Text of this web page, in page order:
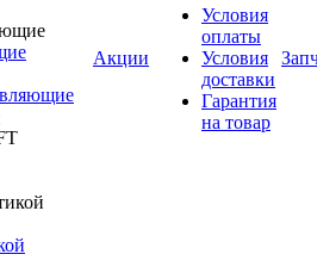
Акции
Условия
оплаты
Условия
доставки
Гарантия
на товар